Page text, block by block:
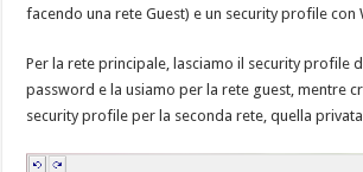
facendo una rete Guest) e un security profile con
Per la rete principale, lasciamo il security profile
password e la usiamo per la rete guest, mentre
security profile per la seconda rete, quella